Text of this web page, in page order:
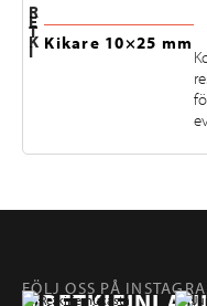
R
E
T
K
I Kikare 10×25 mm
FÖLJ OSS PÅ